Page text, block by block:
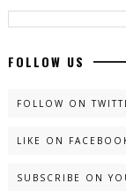
FOLLOW US
FOLLOW ON
LIKE ON
SUBSCRIBE ON